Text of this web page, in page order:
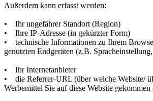
Außerdem kann erfasst werden:
• Ihr ungefährer Standort (Region)
• Ihre IP-Adresse (in gekürzter Form)
• technische Informationen zu Ihrem
genutzten Endgeräten (z.B.
• Ihr Internetanbieter
• die Referrer-URL (über welche Website/
Werbemittel Sie auf diese Website gekommen